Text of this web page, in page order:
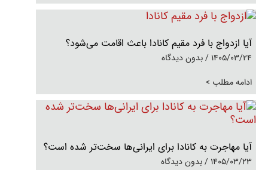
آیا ازدواج با فرد مقیم کانادا باعث اقامت می‌شود؟
1405/03/24
بدون دیدگاه
ادامه مطلب >
آیا مهاجرت به کانادا برای ایرانی‌ها سخت‌تر شده است؟
1405/03/23
بدون دیدگاه